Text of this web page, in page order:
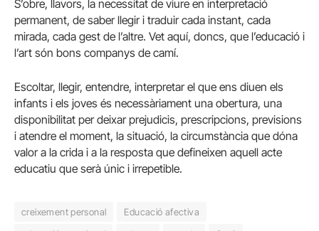
S’obre, llavors, la necessitat de viure en interpretació
permanent, de saber llegir i traduir cada instant, cada
mirada, cada gest de l’altre. Vet aquí, doncs, que l’educació i
l’art són bons companys de camí.
Escoltar, llegir, entendre, interpretar el que ens diuen els
infants i els joves és necessàriament una obertura, una
disponibilitat per deixar prejudicis, prescripcions, previsions
i atendre el moment, la situació, la circumstància que dóna
valor a la crida i a la resposta que defineixen aquell acte
educatiu que serà únic i irrepetible.
creixement personal
Educació afectiva